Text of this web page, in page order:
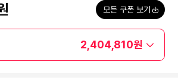
모든 쿠폰 보기
2,404,810원